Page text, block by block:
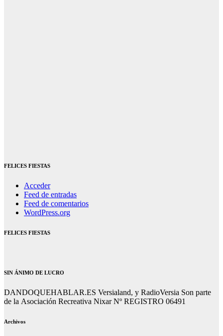
FELICES FIESTAS
Acceder
Feed de entradas
Feed de comentarios
WordPress.org
FELICES FIESTAS
SIN ÁNIMO DE LUCRO
DANDOQUEHABLAR.ES Versialand, y RadioVersia Son parte
de la Asociación Recreativa Nixar Nº REGISTRO 06491
Archivos